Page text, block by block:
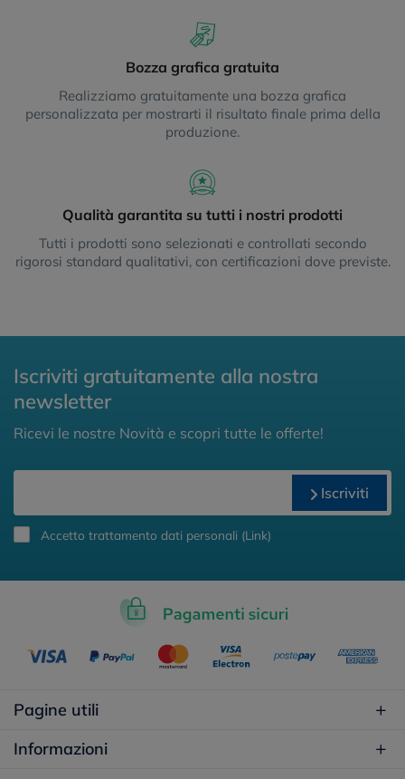
Bozza grafica gratuita
Realizziamo gratuitamente una bozza grafica
personalizzata per mostrarti il risultato finale prima della
produzione.
Qualità garantita su tutti i nostri prodotti
Tutti i prodotti sono selezionati e controllati secondo
rigorosi standard qualitativi, con certificazioni dove previste.
Iscriviti gratuitamente alla nostra
newsletter
Ricevi le nostre Novità e scopri tutte le offerte!
Iscriviti
Accetto trattamento dati personali (Link)
Pagine utili
Informazioni